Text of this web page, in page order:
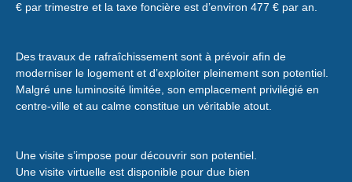
€ par trimestre et la taxe foncière est d’environ 477 € par an.
Des travaux de rafraîchissement sont à prévoir afin de
moderniser le logement et d’exploiter pleinement son potentiel.
Malgré une luminosité limitée, son emplacement privilégié en
centre-ville et au calme constitue un véritable atout.
Une visite s’impose pour découvrir son potentiel.
Une visite virtuelle est disponible pour due bien